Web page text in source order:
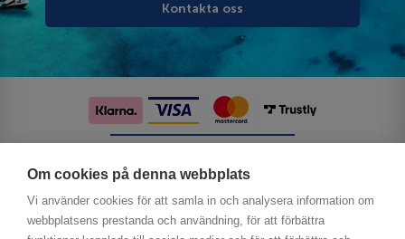
Om cookies på denna webbplats
Vi använder cookies för att samla in och analysera information om
webbplatsens prestanda och användning, för att förbättra
Kontakta oss
Följ oss på sociala medier